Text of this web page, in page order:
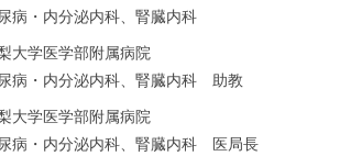
病・内分泌内科、腎臓内科
大学医学部附属病院
病・内分泌内科、腎臓内科 助教
大学医学部附属病院
病・内分泌内科、腎臓内科 医局長